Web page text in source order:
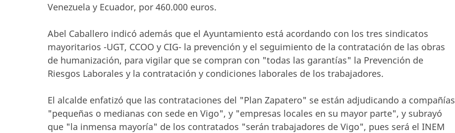
Venezuela y Ecuador, por 460.000 euros.
Abel Caballero indicó además que el Ayuntamiento está acordando con los tres sindicatos
mayoritarios -UGT, CCOO y CIG- la prevención y el seguimiento de la contratación de las obras
de humanización, para vigilar que se compran con "todas las garantías" la Prevención de
Riesgos Laborales y la contratación y condiciones laborales de los trabajadores.
El alcalde enfatizó que las contrataciones del "Plan Zapatero" se están adjudicando a compañías
"pequeñas o medianas con sede en Vigo", y "empresas locales en su mayor parte", y subrayó
que "la inmensa mayoría" de los contratados "serán trabajadores de Vigo", pues será el INEM